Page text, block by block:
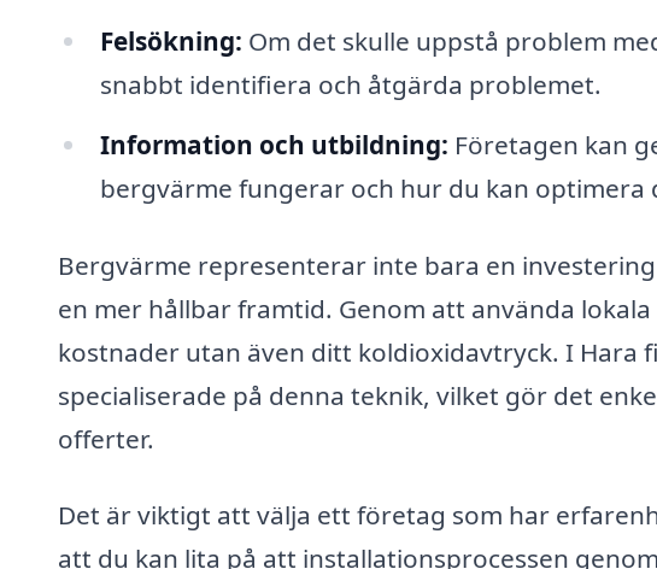
Felsökning: Om det skulle uppstå problem
snabbt identifiera och åtgärda problemet.
Information och utbildning: Företagen kan
bergvärme fungerar och hur du kan
Bergvärme representerar inte bara en
en mer hållbar framtid. Genom att använda
kostnader utan även ditt koldioxidavtryck. I Hara
specialiserade på denna teknik, vilket gör det
offerter.
Det är viktigt att välja ett företag som har
att du kan lita på att installationsprocessen